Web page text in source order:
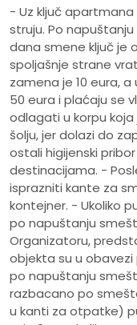
- Uz ključ
struju. Po
dana smene ključ je
spoljašnje strane
zamena je 10 eura,
50 eura i plaćaju se
odlagati u korpu
šolju, jer dolazi do
ostali higijenski
destinacijama. -
isprazniti kante za
kontejner. - Ukoliko
po napuštanju
Organizatoru,
objekta su u obavezi
po napuštanju
razbacano po
u kanti za otpatke)